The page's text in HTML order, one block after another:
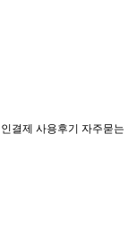
결제 사용후기 자주묻는